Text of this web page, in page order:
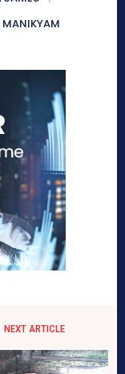
MANIKYAM
NEXT ARTICLE